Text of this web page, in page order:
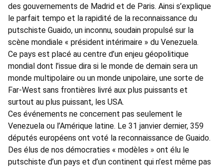
des gouvernements de Madrid et de Paris. Ainsi s’explique
le parfait tempo et la rapidité de la reconnaissance du
putschiste Guaido, un inconnu, soudain propulsé sur la
scène mondiale « président intérimaire » du Venezuela.
Ce pays est placé au centre d’un enjeu géopolitique
mondial dont l’issue dira si le monde de demain sera un
monde multipolaire ou un monde unipolaire, une sorte de
Far-West sans frontières livré aux plus puissants et
surtout au plus puissant, les USA.
Ces événements ne concernent pas seulement le
Venezuela ou l’Amérique latine. Le 31 janvier dernier, 359
députés européens ont voté la reconnaissance de Guaido.
Des élus de nos démocraties « modèles » ont élu le
putschiste d’un pays et d’un continent qui n’est même pas